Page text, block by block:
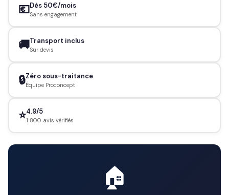
💶Dès 50€/mois
Sans engagement
🚚Transport inclus
Sur devis
🔒Zéro sous-traitance
Équipe Proconcept
⭐4.9/5
1 800 avis vérifiés
🏠